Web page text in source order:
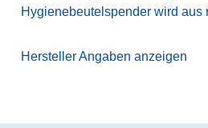
Hygienebeutelspender wird aus
Hersteller Angaben anzeigen